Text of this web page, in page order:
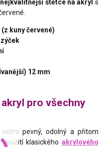
nejkvalitnější štětce na akryl s
kuny červené)
12 mm
pro všechny
pevný, odolný a přitom
klasického akrylového